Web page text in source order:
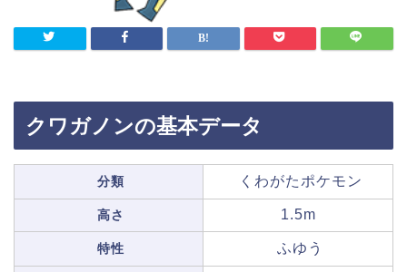
クワガノンの基本データ
分類 くわがたポケモン
高さ 1.5m
特性 ふゆう